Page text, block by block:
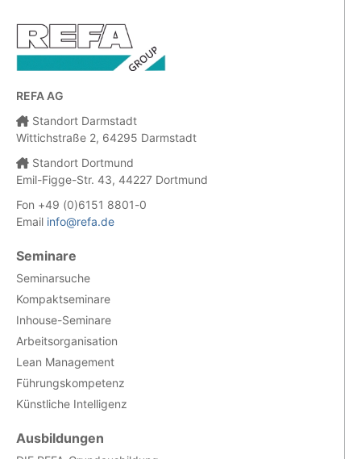
REFA AG
Standort Darmstadt
Wittichstraße 2, 64295 Darmstadt
Standort Dortmund
Emil-Figge-Str. 43, 44227 Dortmund
Fon +49 (0)6151 8801-0
Email info@refa.de
Seminare
Seminarsuche
Kompaktseminare
Inhouse-Seminare
Arbeitsorganisation
Lean Management
Führungskompetenz
Künstliche Intelligenz
Ausbildungen